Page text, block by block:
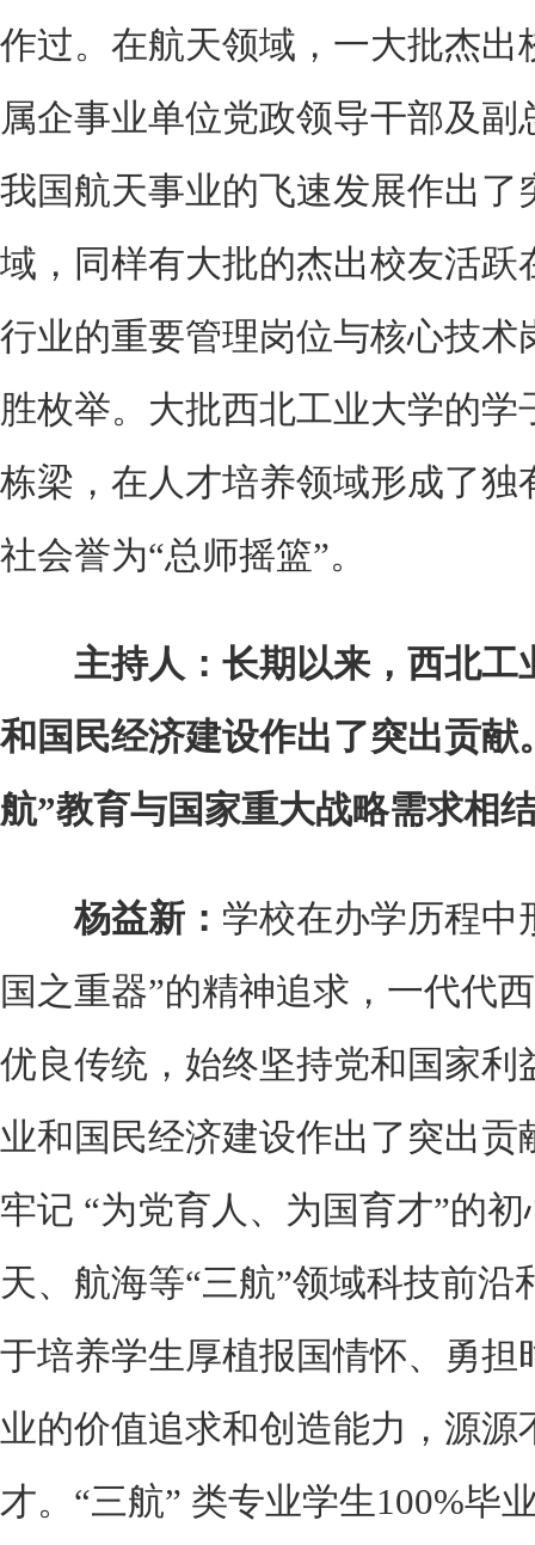
作过。在航天领域，一大批杰出
属企事业单位党政领导干部及
我国航天事业的飞速发展作出了
域，同样有大批的杰出校友活跃
行业的重要管理岗位与核心技术
胜枚举。大批西北工业大学的
栋梁，在人才培养领域形成了独
社会誉为“总师摇篮”。
主持人：长期以来，西北工
和国民经济建设作出了突出贡献
航”教育与国家重大战略需求相
杨益新： 学校在办学历程中
国之重器”的精神追求，一代代
优良传统，始终坚持党和国家利
业和国民经济建设作出了突出贡
牢记 “为党育人、为国育才”的
天、航海等“三航”领域科技前沿
于培养学生厚植报国情怀、勇担
业的价值追求和创造能力，源源
才。“三航” 类专业学生100%毕